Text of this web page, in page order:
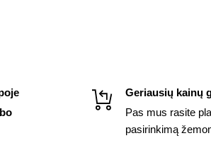
Geriausių kainų
Pas mus rasite
pasirinkimą